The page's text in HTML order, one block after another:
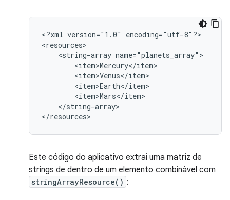
<?xml version="1.0"
encoding="utf-8"?>
<string-array
</string-array>
</resources>
Este código do aplicativo extrai uma matriz de
strings de dentro de um elemento combinável com
stringArrayResource() :